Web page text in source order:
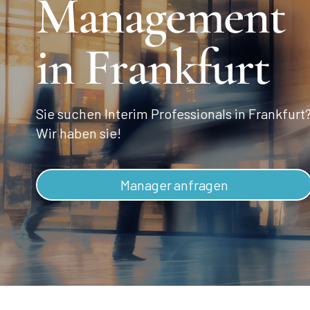
Management
in Frankfurt
Sie suchen Interim Professionals in
Wir haben sie!
Manager anfragen